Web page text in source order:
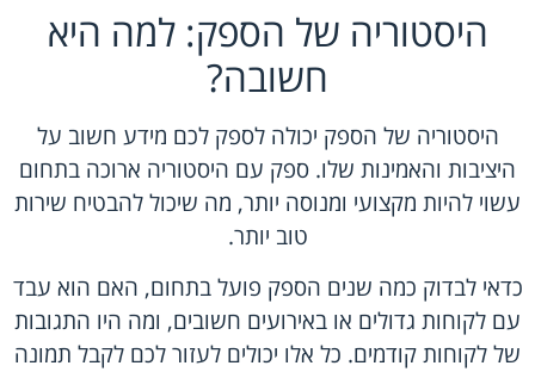
היסטוריה של הספק: למה היא
חשובה?
היסטוריה של הספק יכולה לספק לכם מידע חשוב על
היציבות והאמינות שלו. ספק עם היסטוריה ארוכה בתחום
עשוי להיות מקצועי ומנוסה יותר, מה שיכול להבטיח שירות
טוב יותר.
כדאי לבדוק כמה שנים הספק פועל בתחום, האם הוא עבד
עם לקוחות גדולים או באירועים חשובים, ומה היו התגובות
של לקוחות קודמים. כל אלו יכולים לעזור לכם לקבל תמונה